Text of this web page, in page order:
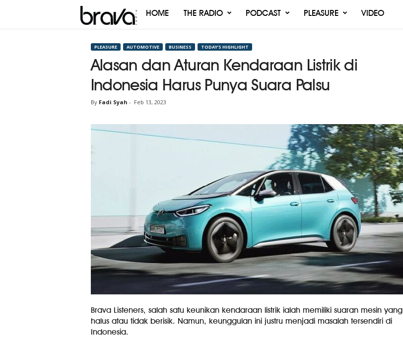
Brava
HOME THE RADIO PODCAST PLEASURE VIDEO
PLEASURE AUTOMOTIVE BUSINESS TODAY’S HIGHLIGHT
Alasan dan Aturan Kendaraan Listrik di
Indonesia Harus Punya Suara Palsu
By Fadi Syah - Feb 13, 2023
Brava Listeners, salah satu keunikan kendaraan listrik ialah memiliki suaran mesin yang
halus atau tidak berisik. Namun, keunggulan ini justru menjadi masalah tersendiri di
Indonesia.